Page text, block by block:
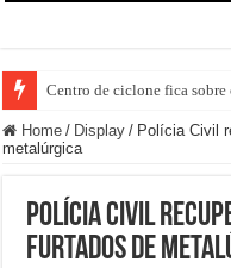
Centro de ciclone fica
Home / Display / Polícia Civil
metalúrgica
Polícia Civil
furtados de